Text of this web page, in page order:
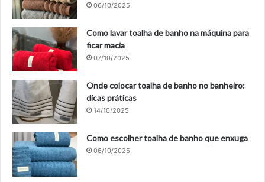
06/10/2025
Como lavar toalha de banho na máquina para
ficar macia
07/10/2025
Onde colocar toalha de banho no banheiro:
dicas práticas
14/10/2025
Como escolher toalha de banho que enxuga
06/10/2025